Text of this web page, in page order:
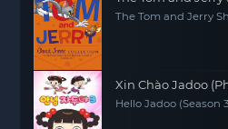
The Tom and Jerry
Xin Chào Jadoo
Hello Jadoo (Season